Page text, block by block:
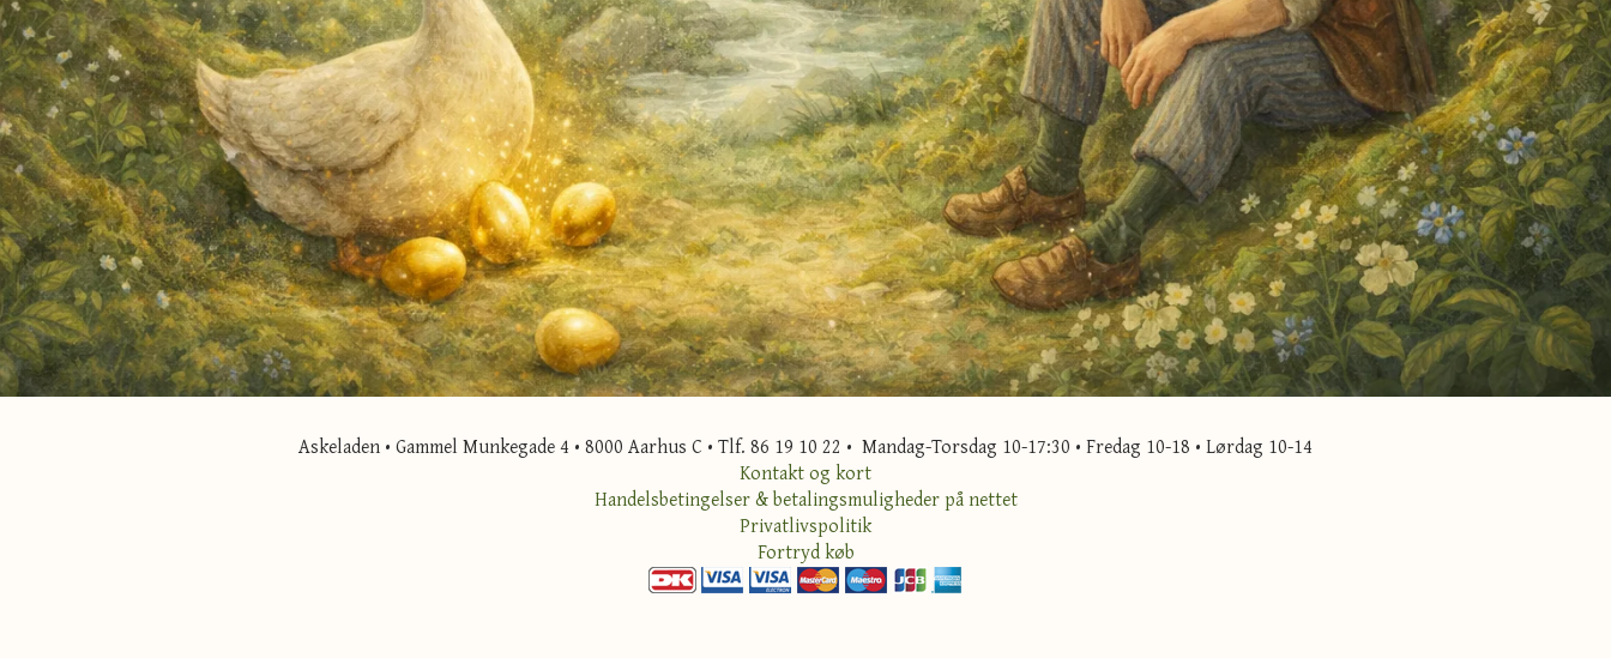
Askeladen • Gammel Munkegade 4 • 8000 Aarhus C • Tlf. 86 19 10 22 • Mandag-Torsdag 10-17:30 • Fredag 10-18 • Lørdag 10-14
Kontakt og kort
Handelsbetingelser & betalingsmuligheder på nettet
Privatlivspolitik
Fortryd køb